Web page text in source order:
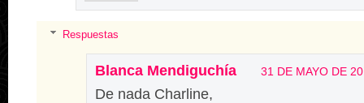
Respuestas
Blanca Mendiguchía 31 DE MAYO DE
De nada Charline,